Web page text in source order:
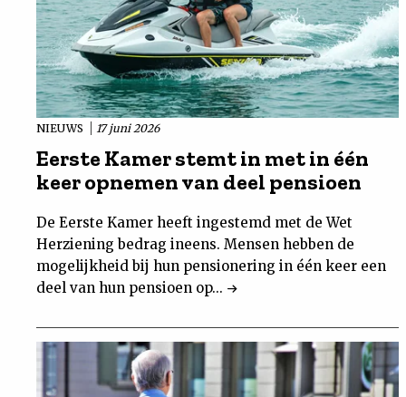
NIEUWS 17 juni 2026
Eerste Kamer stemt in met in één
keer opnemen van deel pensioen
De Eerste Kamer heeft ingestemd met de Wet
Herziening bedrag ineens. Mensen hebben de
mogelijkheid bij hun pensionering in één keer een
deel van hun pensioen op...